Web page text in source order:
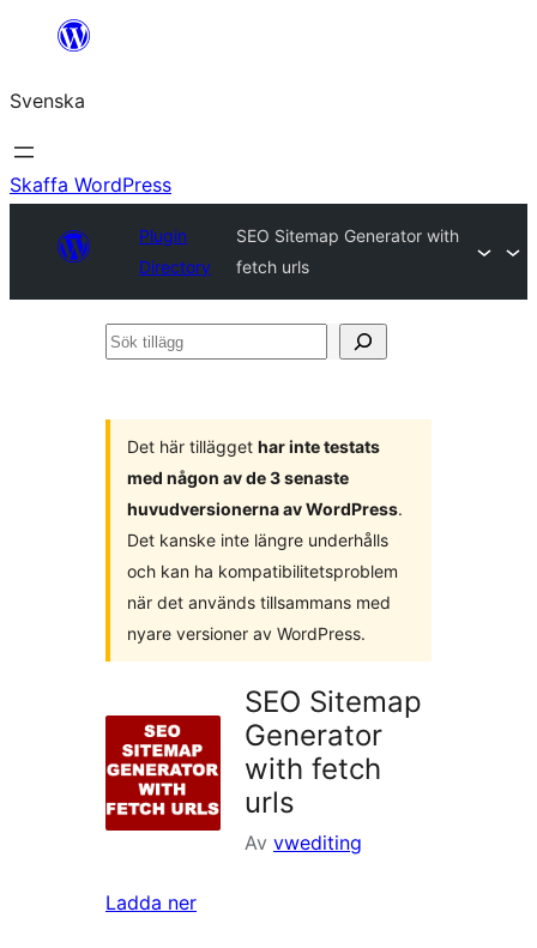
Hoppa
innehåll
Svenska
Skaffa WordPress
Plugin
Directory
SEO Sitemap Generator with
fetch urls
Sök
Det här tillägget har inte testats
med någon av de 3 senaste
huvudversionerna av WordPress.
Det kanske inte längre underhålls
och kan ha kompatibilitetsproblem
när det används tillsammans med
nyare versioner av WordPress.
SEO Sitemap
Generator
with fetch
urls
Av vwediting
Ladda ner